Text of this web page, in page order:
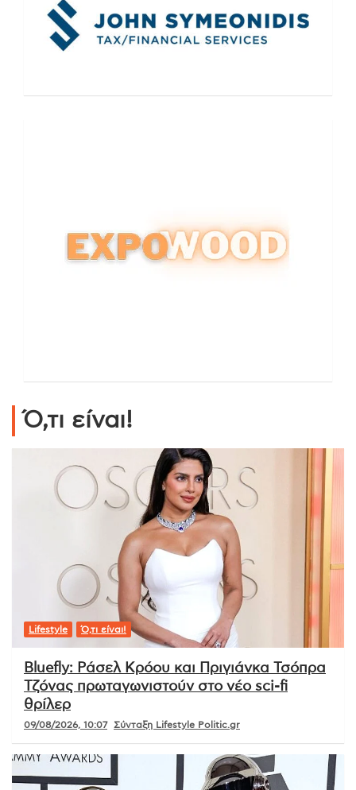
Ό,τι είναι!
Lifestyle Ό,τι είναι!
Bluefly: Ράσελ Κρόου και Πριγιάνκα Τσόπρα
Τζόνας πρωταγωνιστούν στο νέο sci-fi
θρίλερ
09/08/2026, 10:07 Σύνταξη Lifestyle Politic.gr